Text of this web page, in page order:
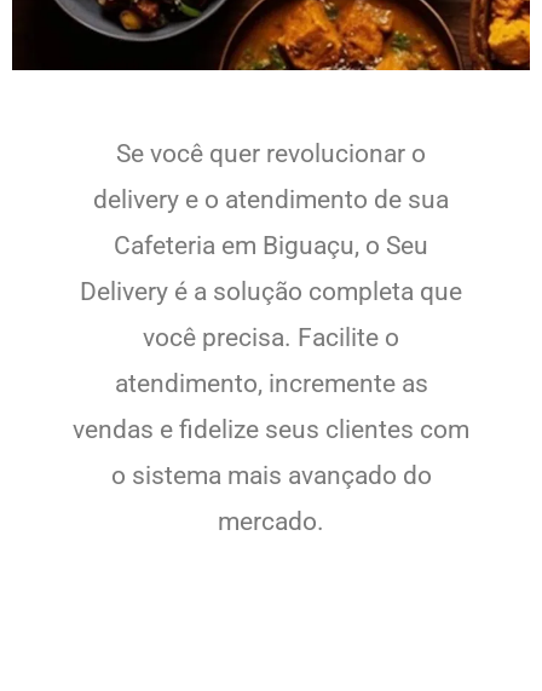
Se você quer revolucionar o
delivery e o atendimento de sua
Cafeteria em Biguaçu, o Seu
Delivery é a solução completa que
você precisa. Facilite o
atendimento, incremente as
vendas e fidelize seus clientes com
o sistema mais avançado do
mercado.